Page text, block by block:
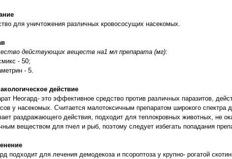
для уничтожения различных кровососущих насекомых.
действующих веществ на1 мл препарата (мг):
- 50;
- 5.
действие
Неогард- это эффективное средство против различных паразитов,
у насекомых. Считается малотоксичным препаратом широкого спектра
раздражающего действия, подходит для теплокровных животных, не
веществом для пчел и рыб, поэтому следует избегать попадания
подходит для лечения демодекоза и псороптоза у крупно- рогатой